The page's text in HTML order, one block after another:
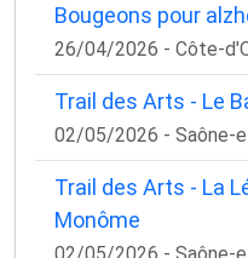
Bougeons pour
26/04/2026 - Côte-
Trail des Arts - Le
02/05/2026 - Saône-
Trail des Arts - La
Monôme